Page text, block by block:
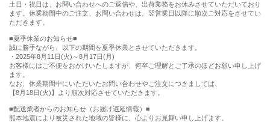
土日・祝日は、お問い合わせへのご返信や、出荷業務をお休みさせていただいており
ます。休業期間中のご注文、お問い合わせは、翌営業日以降に順次ご対応をさせてい
ただきます。
■夏季休業のお知らせ■
誠に勝手ながら、以下の期間を夏季休業とさせていただきます。
・2025年8月11日(火)～8月17日(月)
お客様にはご不便をおかけいたしますが、何卒ご理解とご了承のほどお願い申し上げ
ます。
なお、休業期間中にいただいたお問い合わせやご注文につきましては、
【8月18日(火)】より順次対応させていただきます。
■配送業者からのお知らせ（お届け遅延情報）■
熊本地震により被災された地域の皆様に、心よりお見舞い申し上げます。